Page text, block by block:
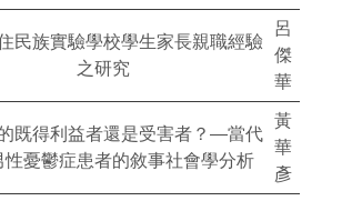
民族實驗學校學生家長親職經驗
之研究
呂
傑
華
既得利益者還是受害者？—當代
性憂鬱症患者的敘事社會學分析
黃
華
彥